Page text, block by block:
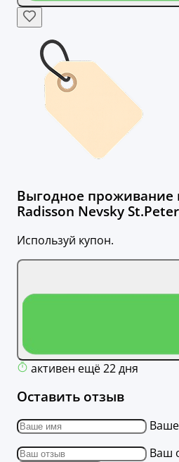
Выгодное проживание
Radisson Nevsky
Используй купон.
активен ещё 22 дня
Оставить отзыв
Ваш